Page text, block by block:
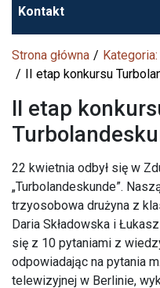
Kontakt
Strona główna
II etap konkursu
II etap
22 kwietnia odbył się w
„Turbolandeskunde”.
trzyosobowa drużyna z
Daria Składowska i
się z 10 pytaniami z
odpowiadając na pytania
telewizyjnej w Berlinie,